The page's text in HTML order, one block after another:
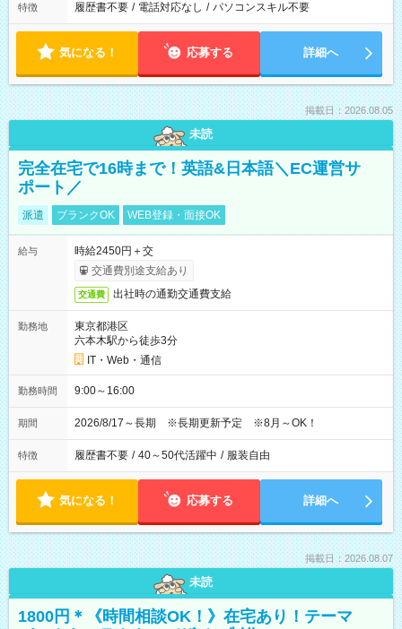
特徴 履歴書不要 / 電話対応なし / パソコンスキル不要
気になる！ 応募する 詳細へ
掲載日：2026.08.05
未読
完全在宅で16時まで！英語&日本語＼EC運営サ
ポート／
派遣 ブランクOK WEB登録・面接OK
給与
時給2450円＋交
交通費別途支給あり
交通費 出社時の通勤交通費支給
勤務地
東京都港区
六本木駅から徒歩3分
IT・Web・通信
勤務時間 9:00～16:00
期間 2026/8/17～長期 ※長期更新予定 ※8月～OK！
特徴 履歴書不要 / 40～50代活躍中 / 服装自由
気になる！ 応募する 詳細へ
掲載日：2026.08.07
未読
1800円＊《時間相談OK！》在宅あり！テーマ